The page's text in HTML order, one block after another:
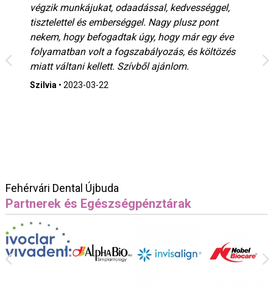
végzik munkájukat, odaadással, kedvességgel,
tisztelettel és emberséggel. Nagy plusz pont
nekem, hogy befogadtak úgy, hogy már egy éve
folyamatban volt a fogszabályozás, és költözés
miatt váltani kellett. Szívből ajánlom.
Szilvia • 2023-03-22
Fehérvári Dental Újbuda
Partnerek és Egészségpénztárak